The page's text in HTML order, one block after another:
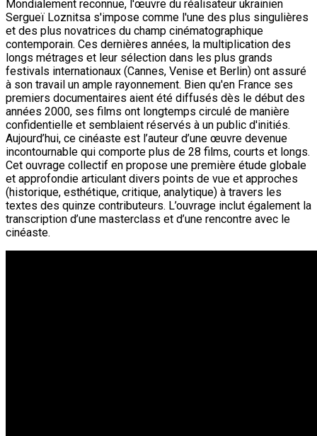
Mondialement reconnue, l'œuvre du réalisateur ukrainien
Sergueï Loznitsa s'impose comme l'une des plus singulières
et des plus novatrices du champ cinématographique
contemporain. Ces dernières années, la multiplication des
longs métrages et leur sélection dans les plus grands
festivals internationaux (Cannes, Venise et Berlin) ont assuré
à son travail un ample rayonnement. Bien qu'en France ses
premiers documentaires aient été diffusés dès le début des
années 2000, ses films ont longtemps circulé de manière
confidentielle et semblaient réservés à un public d'initiés.
Aujourd’hui, ce cinéaste est l’auteur d’une œuvre devenue
incontournable qui comporte plus de 28 films, courts et longs.
Cet ouvrage collectif en propose une première étude globale
et approfondie articulant divers points de vue et approches
(historique, esthétique, critique, analytique) à travers les
textes des quinze contributeurs. L’ouvrage inclut également la
transcription d’une masterclass et d’une rencontre avec le
cinéaste.